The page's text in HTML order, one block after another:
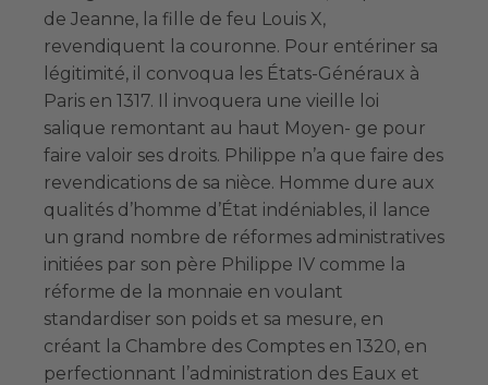
de Jeanne, la fille de feu Louis X,
revendiquent la couronne. Pour entériner sa
légitimité, il convoqua les États-Généraux à
Paris en 1317. Il invoquera une vieille loi
salique remontant au haut Moyen- ge pour
faire valoir ses droits. Philippe n’a que faire des
revendications de sa nièce. Homme dure aux
qualités d’homme d’État indéniables, il lance
un grand nombre de réformes administratives
initiées par son père Philippe IV comme la
réforme de la monnaie en voulant
standardiser son poids et sa mesure, en
créant la Chambre des Comptes en 1320, en
perfectionnant l’administration des Eaux et